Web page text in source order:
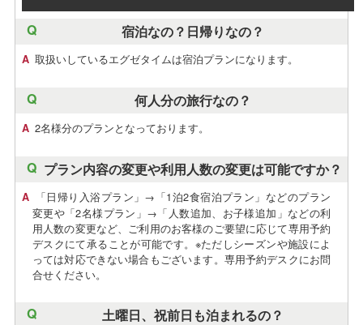
宿泊なの？日帰りなの？
取扱いしているエグゼタイムは宿泊プランになります。
何人分の旅行なの？
2名様分のプランとなっております。
プラン内容の変更や利用人数の変更は可能ですか？
「日帰り入浴プラン」→「1泊2食宿泊プラン」などのプラン
変更や「2名様プラン」→「人数追加、お子様追加」などの利
用人数の変更など、ご利用のお客様のご要望に応じて専用予約
デスクにて承ることが可能です。※ただしシーズンや施設によ
っては対応できない場合もございます。専用予約デスクにお問
合せください。
土曜日、祝前日も泊まれるの？